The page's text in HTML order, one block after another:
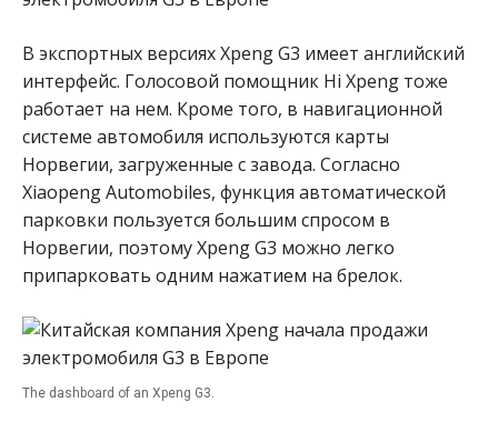
В экспортных версиях Xpeng G3 имеет английский
интерфейс. Голосовой помощник Hi Xpeng тоже
работает на нем. Кроме того, в навигационной
системе автомобиля используются карты
Норвегии, загруженные с завода. Согласно
Xiaopeng Automobiles, функция автоматической
парковки пользуется большим спросом в
Норвегии, поэтому Xpeng G3 можно легко
припарковать одним нажатием на брелок.
The dashboard of an Xpeng G3.